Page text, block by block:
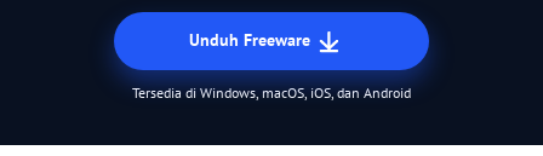
Unduh Freeware
Tersedia di Windows, macOS, iOS, dan Android